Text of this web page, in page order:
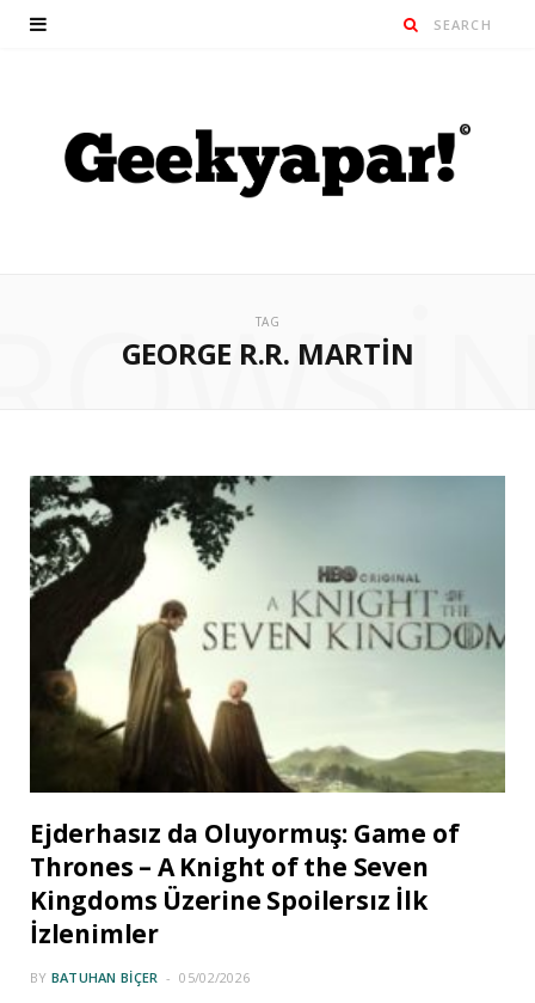
TAG
GEORGE R.R. MARTIN
Ejderhasız da Oluyormuş: Game of
Thrones – A Knight of the Seven
Kingdoms Üzerine Spoilersız İlk
İzlenimler
BY BATUHAN BIÇER 05/02/2026